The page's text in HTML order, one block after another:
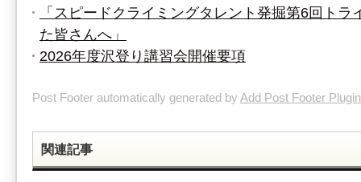
「スピードクライミングタレント発掘第6回トラ
た皆さんへ」
2026年度沢登り講習会開催要項
Post Footer automatically generated by Add Post Footer Plugin
関連記事